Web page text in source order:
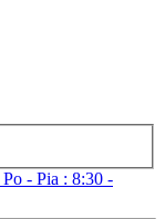
Po - Pia : 8:30 -